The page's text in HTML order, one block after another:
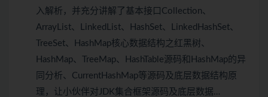
入解析，并充分讲解了基本接口Collection、
ArrayList、LinkedList、HashSet、LinkedHashSet、
TreeSet、HashMap核心数据结构之红黑树、
HashMap、TreeMap、HashTable源码和HashMap的异
同分析、CurrentHashMap等源码及底层数据结构原
理，让小伙伴对JDK集合框架源码及底层数据…